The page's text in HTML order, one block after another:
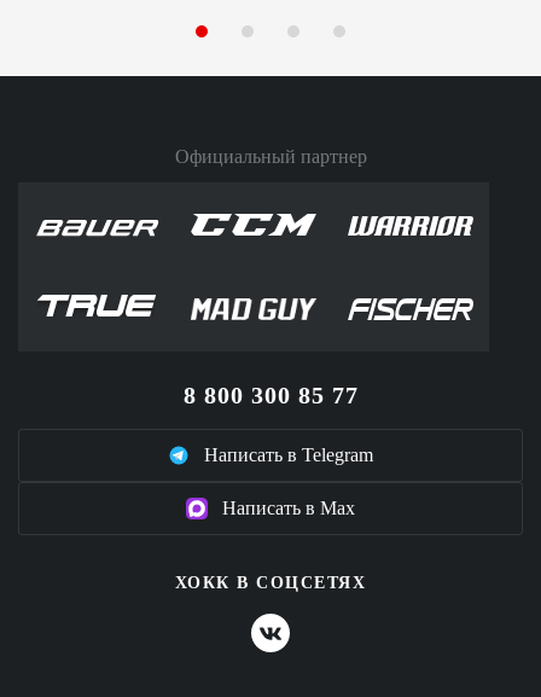
Официальный партнер
8 800 300 85 77
Написать в Telegram
Написать в Max
ХОКК В СОЦСЕТЯХ